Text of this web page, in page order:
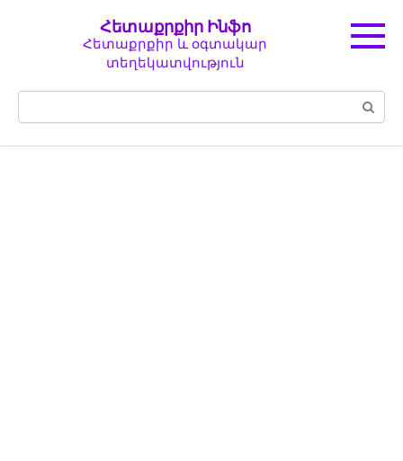
Հետաքրքիր Ինֆո
Հետաքրքիր և օգտակար
տեղեկատվություն